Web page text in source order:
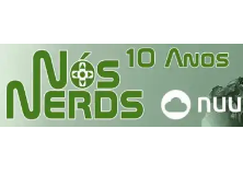
para
conteúdo